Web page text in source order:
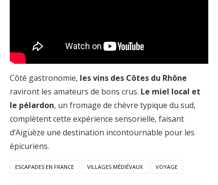
Côté gastronomie, les vins des Côtes du Rhône
raviront les amateurs de bons crus. Le miel local et
le pélardon, un fromage de chèvre typique du sud,
complètent cette expérience sensorielle, faisant
d’Aiguèze une destination incontournable pour les
épicuriens.
ESCAPADES EN FRANCE VILLAGES MÉDIÉVAUX VOYAGE